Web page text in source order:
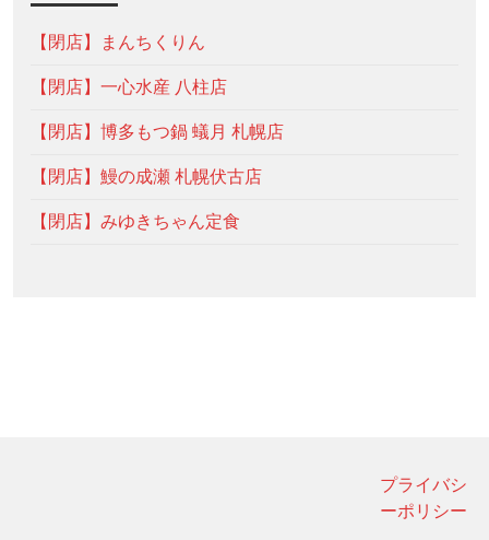
【閉店】まんちくりん
【閉店】一心水産 八柱店
【閉店】博多もつ鍋 蟻月 札幌店
【閉店】鰻の成瀬 札幌伏古店
【閉店】みゆきちゃん定食
プライバシ
ーポリシー